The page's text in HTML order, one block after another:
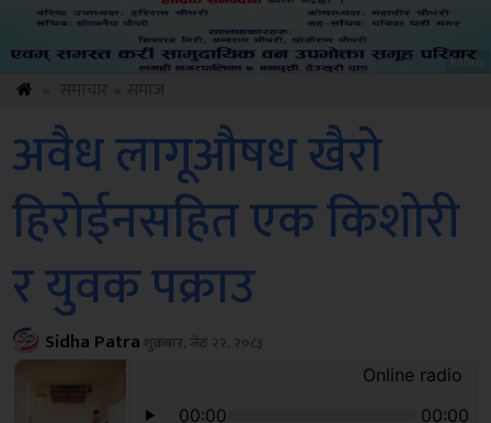
Sdc
अवैध लागूऔषध खैरो
हिरोईनसहित एक किशोरी
र युवक पक्राउ
Sidha Patra शुक्रबार, जेठ २२, २०८३